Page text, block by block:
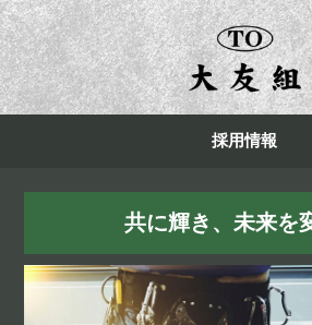
採用情報
共に輝き、未来を